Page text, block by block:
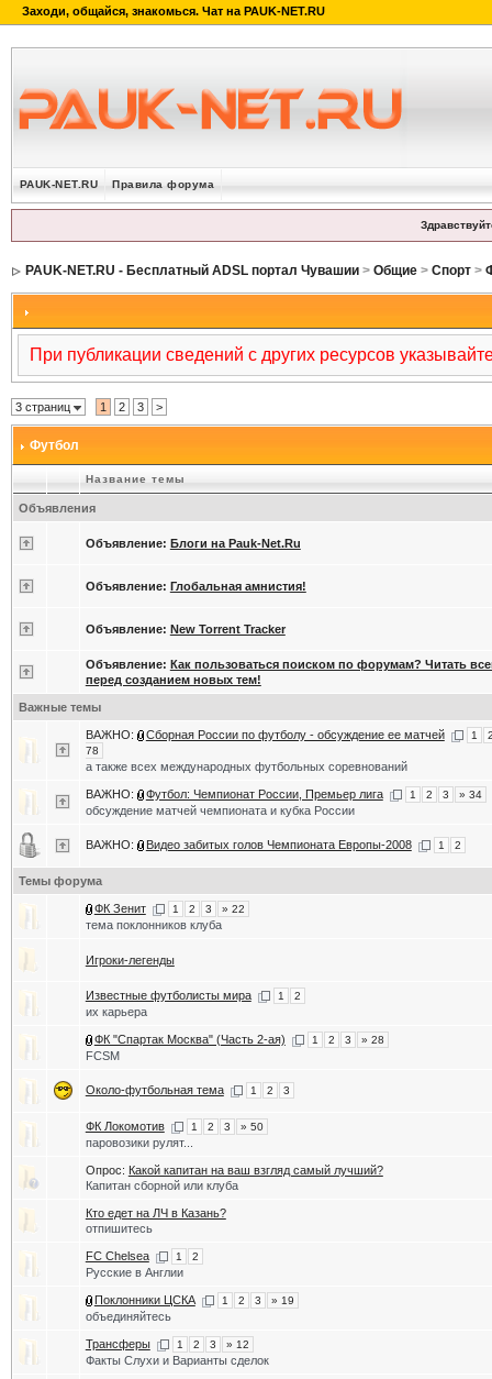
PAUK-NET.RU Правила форума
PAUK-NET.RU - Бесплатный ADSL портал Чувашии> Общие> Спорт>
При публикации сведений с других ресурсов
3 страниц 1 2 3 >
Футбол
Название темы
Объявления
Объявление: Блоги на Pauk-Net.Ru
Объявление: Глобальная амнистия!
Объявление: New Torrent Tracker
Объявление: Как пользоваться поиском по форумам? Читать
перед созданием новых тем!
Важные темы
ВАЖНО: Сборная России по футболу - обсуждение ее матчей 1
78
а также всех международных футбольных соревнований
ВАЖНО: Футбол: Чемпионат России, Премьер лига 1 2 3 » 34
обсуждение матчей чемпионата и кубка России
ВАЖНО: Видео забитых голов Чемпионата Европы-2008 1 2
Темы форума
ФК Зенит 1 2 3 » 22
тема поклонников клуба
Игроки-легенды
Известные футболисты мира 1 2
их карьера
ФК "Спартак Москва" (Часть 2-ая) 1 2 3 » 28
FCSM
Около-футбольная тема 1 2 3
ФК Локомотив 1 2 3 » 50
паровозики рулят...
Опрос: Какой капитан на ваш взгляд самый лучший?
Капитан сборной или клуба
Кто едет на ЛЧ в Казань?
отпишитесь
FC Chelsea 1 2
Русские в Англии
Поклонники ЦСКА 1 2 3 » 19
объединяйтесь
Трансферы 1 2 3 » 12
Факты Слухи и Варианты сделок